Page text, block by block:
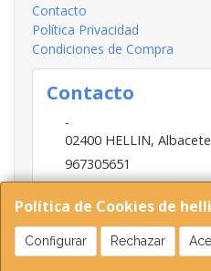
Política de Cookies de
Configurar Rechazar
Contacto
Política Privacidad
Condiciones de Compra
Contacto
-
02400 HELLIN, Albacete
967305651
INFO@HELLIN.COM
Horario